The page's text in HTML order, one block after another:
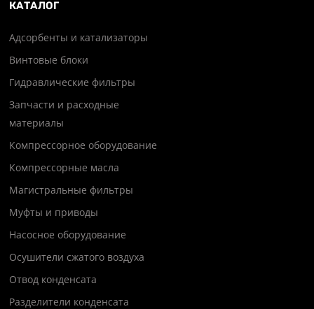
КАТАЛОГ
Адсорбенты и катализаторы
Винтовые блоки
Гидравлические фильтры
Запчасти и расходные
материалы
Компрессорное оборудование
Компрессорные масла
Магистральные фильтры
Муфты и приводы
Насосное оборудование
Осушители сжатого воздуха
Отвод конденсата
Разделители конденсата